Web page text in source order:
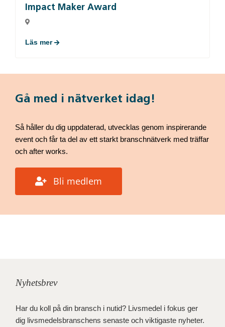
Impact Maker Award
Läs mer
Gå med i nätverket idag!
Så håller du dig uppdaterad, utvecklas genom inspirerande
event och får ta del av ett starkt branschnätverk med träffar
och after works.
Bli medlem
Nyhetsbrev
Har du koll på din bransch i nutid? Livsmedel i fokus ger
dig livsmedelsbranschens senaste och viktigaste nyheter.